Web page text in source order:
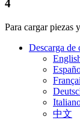
4
Para cargar piezas
Descarga de
中文